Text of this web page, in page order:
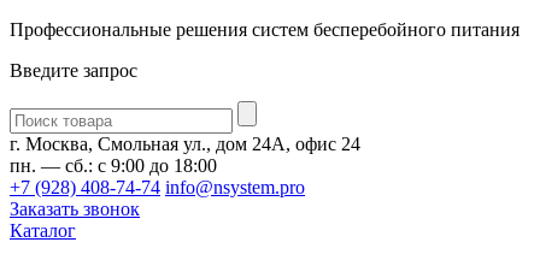
Профессиональные решения систем бесперебойного питания
Введите запрос
Введите
запрос
г. Москва, Смольная ул., дом 24А, офис 24
пн. — сб.: с 9:00 до 18:00
+7 (928) 408-74-74 info@nsystem.pro
Заказать звонок
Каталог